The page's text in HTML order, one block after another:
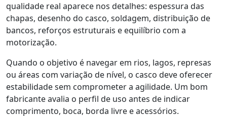
qualidade real aparece nos detalhes: espessura das
chapas, desenho do casco, soldagem, distribuição de
bancos, reforços estruturais e equilíbrio com a
motorização.
Quando o objetivo é navegar em rios, lagos, represas
ou áreas com variação de nível, o casco deve oferecer
estabilidade sem comprometer a agilidade. Um bom
fabricante avalia o perfil de uso antes de indicar
comprimento, boca, borda livre e acessórios.